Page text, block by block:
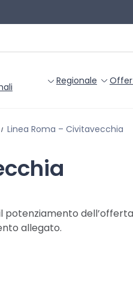
Regionale
Linea Roma – Civitavecchia
potenziamento
allegato.